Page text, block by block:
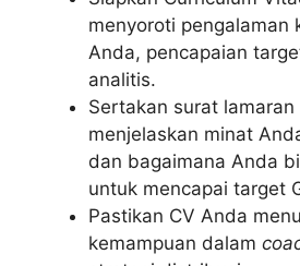
menyoroti pengalaman
Anda, pencapaian
analitis.
Sertakan surat
menjelaskan minat
dan bagaimana Anda
untuk mencapai target
Pastikan CV Anda
kemampuan dalam